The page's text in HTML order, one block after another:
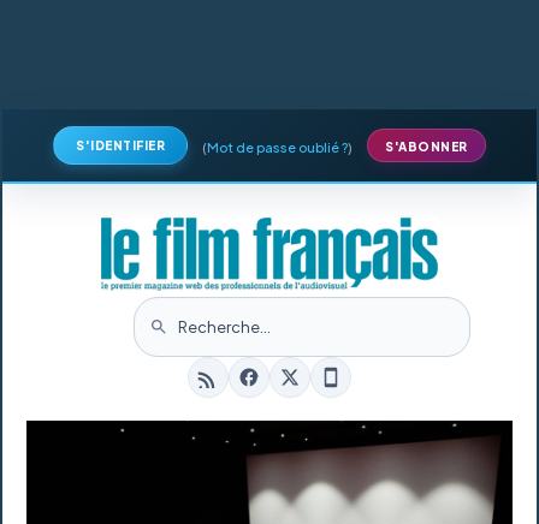
S'IDENTIFIER (Mot de passe oublié ?) S'ABONNER